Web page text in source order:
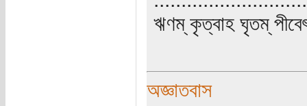
ঋণম্ কৃত্বাহ ঘৃতম্
অজ্ঞাতবাস